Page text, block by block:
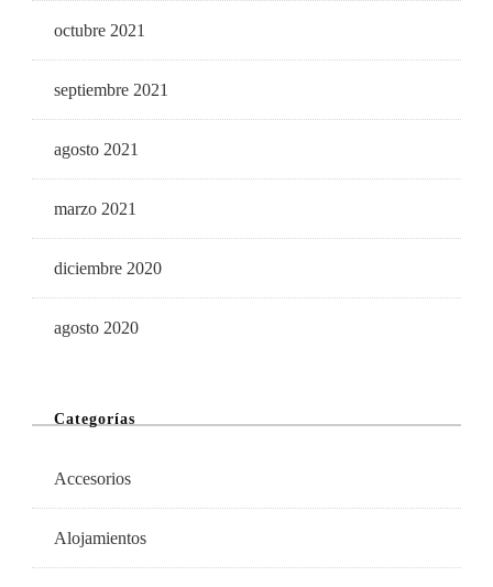
octubre 2021
septiembre 2021
agosto 2021
marzo 2021
diciembre 2020
agosto 2020
Categorías
Accesorios
Alojamientos